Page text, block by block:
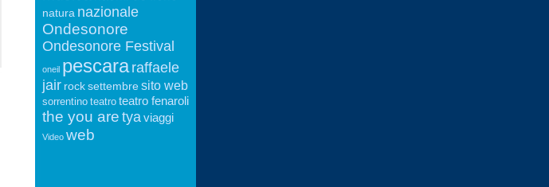
natura nazionale
Ondesonore
Ondesonore Festival
oneil pescara raffaele
jair rock settembre sito web
sorrentino teatro teatro fenaroli
the you are tya viaggi
Video web